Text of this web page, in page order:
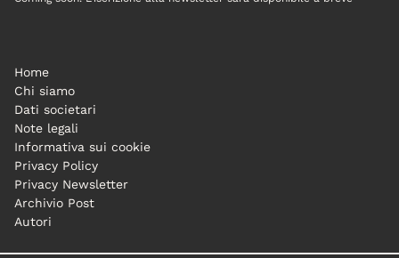
Home
Chi siamo
Dati societari
Note legali
Informativa sui cookie
Privacy Policy
Privacy Newsletter
Archivio Post
Autori